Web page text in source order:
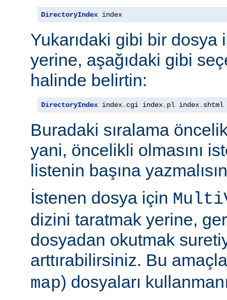
DirectoryIndex index
Yukarıdaki gibi bir dosya
yerine, aşağıdaki gibi
halinde belirtin:
DirectoryIndex index. cgi index. pl index. shtml
Buradaki sıralama
yani, öncelikli olmasını
listenin başına
İstenen dosya için
dizini taratmak yerine,
dosyadan okutmak
arttırabilirsiniz. Bu
map) dosyaları